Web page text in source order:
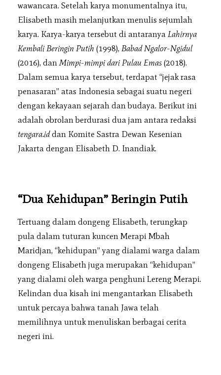
wawancara. Setelah karya monumentalnya itu,
Elisabeth masih melanjutkan menulis sejumlah
karya. Karya-karya tersebut di antaranya Lahirnya
Kembali Beringin Putih (1998), Babad Ngalor-Ngidul
(2016), dan Mimpi-mimpi dari Pulau Emas (2018).
Dalam semua karya tersebut, terdapat “jejak rasa
penasaran” atas Indonesia sebagai suatu negeri
dengan kekayaan sejarah dan budaya. Berikut ini
adalah obrolan berdurasi dua jam antara redaksi
tengara.iddan Komite Sastra Dewan Kesenian
Jakarta dengan Elisabeth D. Inandiak.
“Dua Kehidupan” Beringin Putih
Tertuang dalam dongeng Elisabeth, terungkap
pula dalam tuturan kuncen Merapi Mbah
Maridjan, “kehidupan” yang dialami warga dalam
dongeng Elisabeth juga merupakan “kehidupan”
yang dialami oleh warga penghuni Lereng Merapi.
Kelindan dua kisah ini mengantarkan Elisabeth
untuk percaya bahwa tanah Jawa telah
memilihnya untuk menuliskan berbagai cerita
negeri ini.